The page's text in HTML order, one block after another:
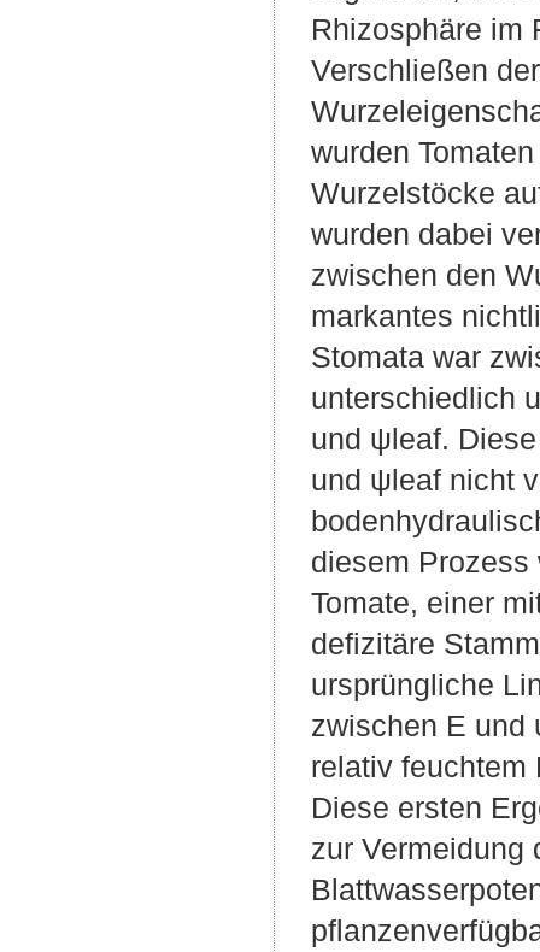
Rhizosphäre im
Verschließen
wurden
Wurzelstöcke
wurden dabei
zwischen den
markantes
Stomata war
unterschiedlich
und ψleaf.
und ψleaf nicht
diesem Prozess
Tomate, einer
defizitäre
ursprüngliche
zwischen E und
relativ feuchtem
Diese ersten
zur Vermeidung